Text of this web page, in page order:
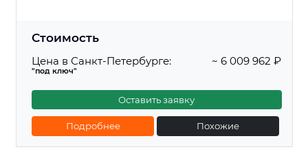
Стоимость
Цена в Санкт-Петербурге:
"под ключ"
~ 6 009 962 ₽
Оставить заявку
Подробнее Похожие